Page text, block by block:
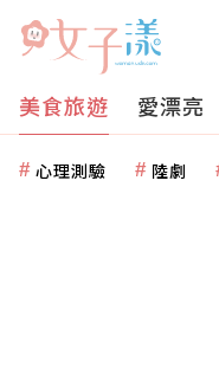
美食旅遊 愛漂亮
心理測驗 陸劇